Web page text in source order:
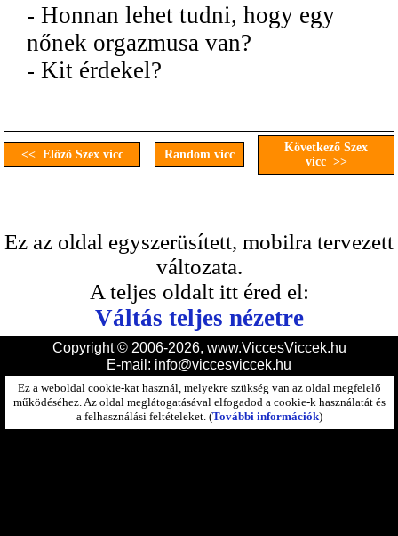
- Honnan lehet tudni, hogy egy
nőnek orgazmusa van?
- Kit érdekel?
<< Előző Szex vicc Random vicc
Következő Szex
vicc >>
Ez az oldal egyszerüsített, mobilra tervezett
változata.
A teljes oldalt itt éred el:
Váltás teljes nézetre
Copyright © 2006-2026, www.ViccesViccek.hu
E-mail: info@viccesviccek.hu
Ez a weboldal cookie-kat használ, melyekre szükség van az oldal megfelelő
működéséhez. Az oldal meglátogatásával elfogadod a cookie-k használatát és
a felhasználási feltételeket. (További információk)